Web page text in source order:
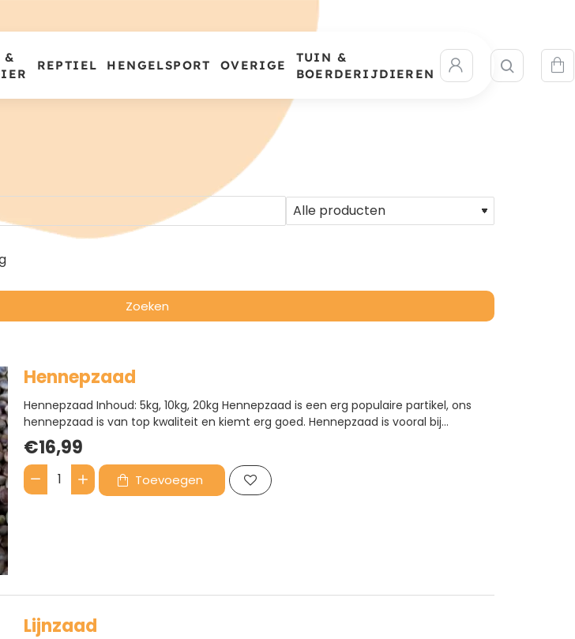
&
REPTIEL HENGELSPORT OVERIGE
TUIN &
BOERDERIJDIEREN
Zoeken
Hennepzaad
Hennepzaad Inhoud: 5kg, 10kg, 20kg Hennepzaad is een erg populaire partikel, ons
hennepzaad is van top kwaliteit en kiemt erg goed. Hennepzaad is vooral bij
witvissers erg populair maar ook karpers zijn er dol op. Hennepzaad moeten 24 uur
worden geweekt en daarna worden gekookt tot ze kiemen, er i..
€16,99
Hennepzaad Toevoegen
Lijnzaad